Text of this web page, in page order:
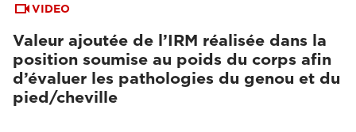
VIDEO
Valeur ajoutée de l’IRM réalisée dans la
position soumise au poids du corps afin
d’évaluer les pathologies du genou et du
pied/cheville